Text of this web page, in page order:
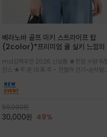
베라노바 골프 미키 스트라이프 탑
(2color)*프리미엄 쿨 실키 느낌의
내 ★골프 미키티 포함 구매및 20만
넘는 구매고객님께는 타이틀리스트 베라
노바 골프공 2피스 3구 증정(소진시 마
감)★
md강력추천 2026 신상품 ★한정 수량 득
찬스 ★주.문.대.폭.주 - 전컬러 인기~순차발
이프가 산뜻한 컬러감을 연출/안정감 있는 라운
드 넥라인과 여유있는 스탠다드 핏으로 여름내
이쁘게 입으세요 ^^
59,000원
30,000원 49%